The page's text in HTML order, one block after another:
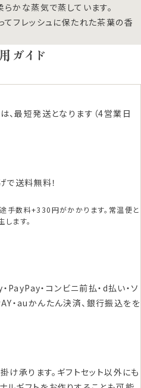
かな蒸気で蒸しています。
フレッシュに保たれた茶葉の香
ガイド
最短発送となります（4営業日
で送料無料！
数料+330円がかかります。常温便と
ます。
PayPay・コンビニ前払・d払い・ソ
・auかんたん決済、銀行振込をを
け承ります。ギフトセット以外にも